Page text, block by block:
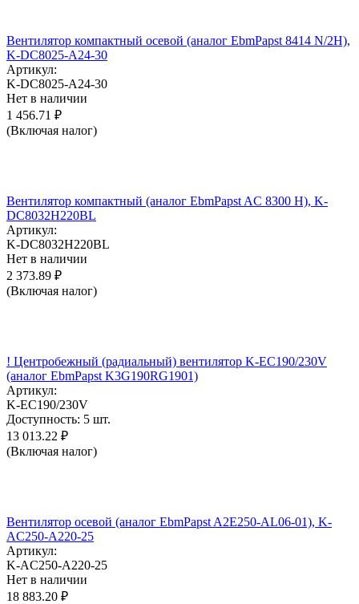
Вентилятор компактный осевой (аналог EbmPapst 8414 N/2H),
K-DC8025-A24-30
Артикул:
K-DC8025-A24-30
Нет в наличии
1 456.71 ₽
(Включая налог)
Вентилятор компактный (аналог EbmPapst AC 8300 H), K-
DC8032H220BL
Артикул:
K-DC8032H220BL
Нет в наличии
2 373.89 ₽
(Включая налог)
! Центробежный (радиальный) вентилятор K-EC190/230V
(аналог EbmPapst K3G190RG1901)
Артикул:
K-EC190/230V
Доступность: 5 шт.
13 013.22 ₽
(Включая налог)
Вентилятор осевой (аналог EbmPapst A2E250-AL06-01), K-
AC250-A220-25
Артикул:
K-AC250-A220-25
Нет в наличии
18 883.20 ₽